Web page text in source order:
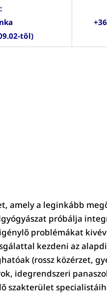
től)
amely a leginkább
próbálja
problémákat
kezdeni az
(rossz közérzet,
idegrendszeri
szakterület